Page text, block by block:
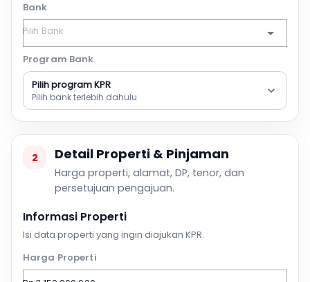
Bank
Program Bank
Pilih program KPR
Pilih bank terlebih dahulu
2 Detail Properti & Pinjaman
Harga properti, alamat, DP, tenor, dan
persetujuan pengajuan.
Informasi Properti
Isi data properti yang ingin diajukan KPR.
Harga Properti